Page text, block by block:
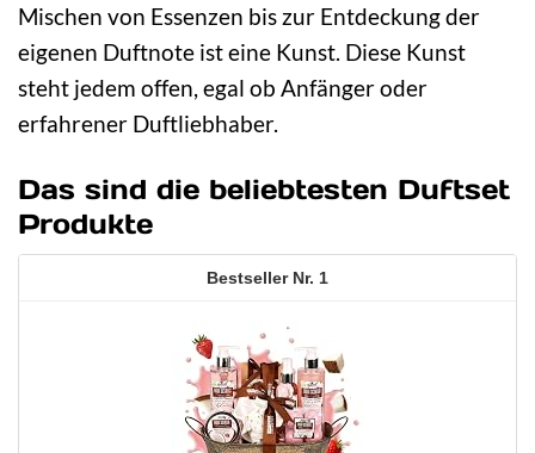
Mischen von Essenzen bis zur Entdeckung der
eigenen Duftnote ist eine Kunst. Diese Kunst
steht jedem offen, egal ob Anfänger oder
erfahrener Duftliebhaber.
Das sind die beliebtesten Duftset
Produkte
1